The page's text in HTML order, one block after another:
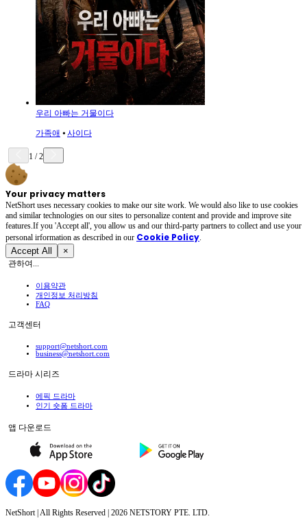
우리 아빠는 거물이다
가족애 ⦁ 사이다
1 /2
Your privacy matters
NetShort uses necessary cookies to make our site work. We would also like to use cookies
and similar technologies on our sites to personalize content and provide and improve site
features.If you 'Accept all', you allow us and our third-party partners to collect and use your
personal irformation as described in our Cookie Policy.
Accept All ×
관하여...
이용약관
개인정보 처리방침
FAQ
고객센터
support@netshort.com
business@netshort.com
드라마 시리즈
에픽 드라마
인기 숏폼 드라마
앱 다운로드
NetShort | All Rights Reserved | 2026 NETSTORY PTE. LTD.